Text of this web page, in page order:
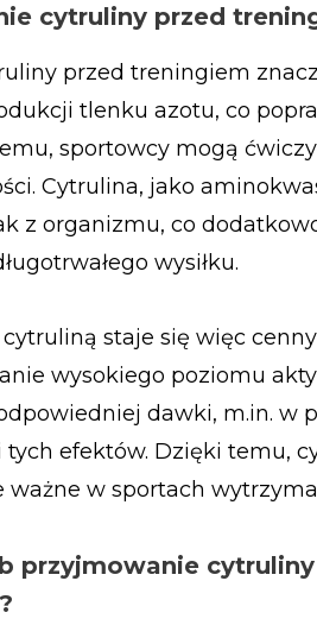
cytruliny przed
przed treningiem
tlenku azotu, co
sportowcy mogą
Cytrulina, jako
z organizmu, co
wysiłku.
staje się więc
wysokiego poziomu
dawki, m.in. w
efektów. Dzięki temu,
ważne w sportach
przyjmowanie